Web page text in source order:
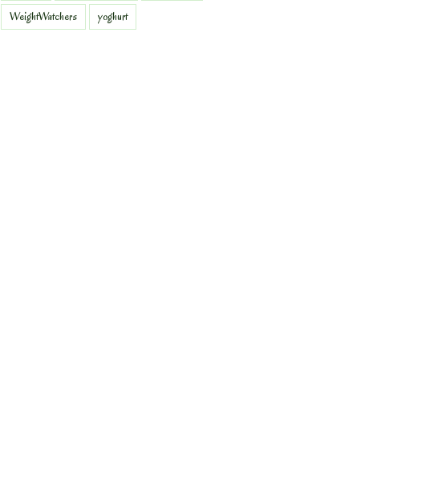
WeightWatchers
yoghurt